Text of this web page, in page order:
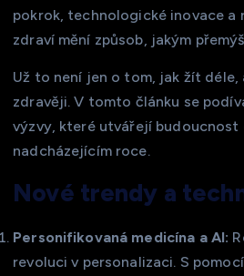
pokrok, technologické inovace a
zdraví mění způsob, jakým
Už to není jen o tom, jak žít déle,
zdravěji. V tomto článku se
výzvy, které utvářejí budoucnost
nadcházejícím roce.
Nové trendy a
Personifikovaná medicína a AI:
revoluci v personalizaci. S